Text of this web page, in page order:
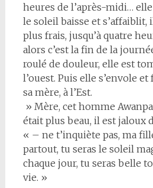
heures de l’après-midi…
le soleil baisse et s’affaiblit,
plus frais, jusqu’à quatre
alors c’est la fin de la
roulé de douleur, elle est
l’ouest. Puis elle s’envole
sa mère, à l’Est.
» Mère, cet homme
était plus beau, il est jaloux
« – ne t’inquiète pas, ma
partout, tu seras le soleil
chaque jour, tu seras belle
vie. »